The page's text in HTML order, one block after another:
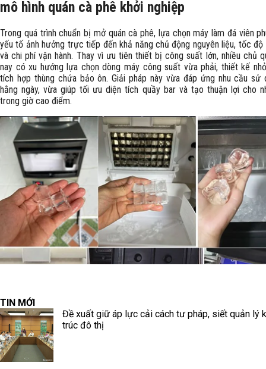
mô hình quán cà phê khởi nghiệp
Trong quá trình chuẩn bị mở quán cà phê, lựa chọn máy làm đá viên
yếu tố ảnh hưởng trực tiếp đến khả năng chủ động nguyên liệu, tốc độ
và chi phí vận hành. Thay vì ưu tiên thiết bị công suất lớn, nhiều chủ
nay có xu hướng lựa chọn dòng máy công suất vừa phải, thiết kế
tích hợp thùng chứa bảo ôn. Giải pháp này vừa đáp ứng nhu cầu sử
hằng ngày, vừa giúp tối ưu diện tích quầy bar và tạo thuận lợi cho
trong giờ cao điểm.
TIN MỚI
Đề xuất giữ áp lực cải cách tư pháp, siết quản lý
trúc đô thị